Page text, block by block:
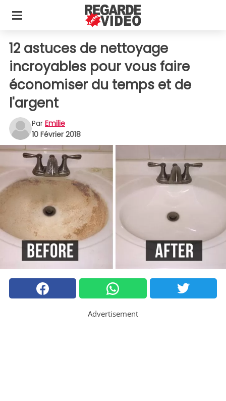
12 astuces de nettoyage
incroyables pour vous faire
économiser du temps et de
l'argent
Par Emilie
10 Février 2018
Advertisement